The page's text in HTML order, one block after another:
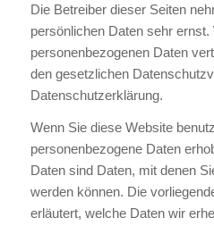
Die Betreiber dieser Seiten
persönlichen Daten sehr ernst.
personenbezogenen Daten
den gesetzlichen
Datenschutzerklärung.
Wenn Sie diese Website
personenbezogene Daten
Daten sind Daten, mit denen
werden können. Die
erläutert, welche Daten wir